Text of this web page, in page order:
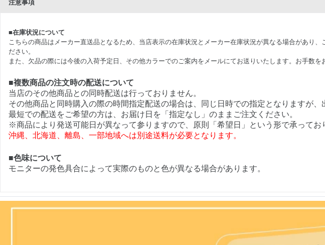
注意事項
■在庫状況について
こちらの商品はメーカー直送品となるため、当店表示の在庫状況とメーカー在庫状況が異なる場合があり、
ださい。
また、欠品の際には今後の入荷予定日、その他カラーでのご案内をメールにてお送りいたします。お手数
■複数商品の注文時の配送について
当店のその他商品との同時配送は行っておりません。
その他商品と同時購入の際の時間指定配送の場合は、同じ日時での指定となりますが
最短での配送をご希望の方は、お届け日を「指定なし」のままご注文ください。
※商品により発送可能日が異なって参りますので、原則「希望日」という形で承って
沖縄、北海道、離島、一部地域へは別途送料が必要となります。
■色味について
モニターの発色具合によって実際のものと色が異なる場合があります。